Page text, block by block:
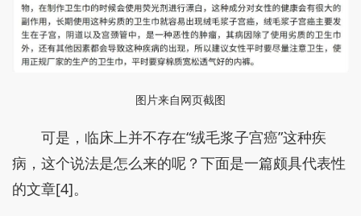
图片来自网页截图
可是，临床上并不存在“绒毛浆子宫癌”这种疾
病，这个说法是怎么来的呢？下面是一篇颇具代表性
的文章[4]。